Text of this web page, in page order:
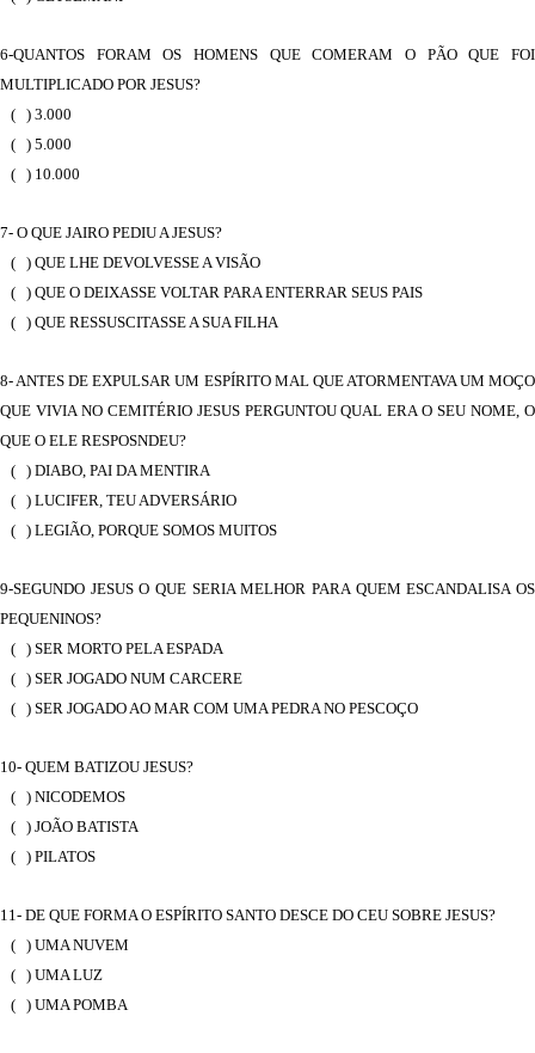
6-QUANTOS FORAM OS HOMENS QUE COMERAM O PÃO QUE FOI
MULTIPLICADO POR JESUS?
( ) 3.000
( ) 5.000
( ) 10.000
7- O QUE JAIRO PEDIU A JESUS?
( ) QUE LHE DEVOLVESSE A VISÃO
( ) QUE O DEIXASSE VOLTAR PARA ENTERRAR SEUS PAIS
( ) QUE RESSUSCITASSE A SUA FILHA
8- ANTES DE EXPULSAR UM ESPÍRITO MAL QUE ATORMENTAVA UM MOÇO
QUE VIVIA NO CEMITÉRIO JESUS PERGUNTOU QUAL ERA O SEU NOME, O
QUE O ELE RESPOSNDEU?
( ) DIABO, PAI DA MENTIRA
( ) LUCIFER, TEU ADVERSÁRIO
( ) LEGIÃO, PORQUE SOMOS MUITOS
9-SEGUNDO JESUS O QUE SERIA MELHOR PARA QUEM ESCANDALISA OS
PEQUENINOS?
( ) SER MORTO PELA ESPADA
( ) SER JOGADO NUM CARCERE
( ) SER JOGADO AO MAR COM UMA PEDRA NO PESCOÇO
10- QUEM BATIZOU JESUS?
( ) NICODEMOS
( ) JOÃO BATISTA
( ) PILATOS
11- DE QUE FORMA O ESPÍRITO SANTO DESCE DO CEU SOBRE JESUS?
( ) UMA NUVEM
( ) UMA LUZ
( ) UMA POMBA